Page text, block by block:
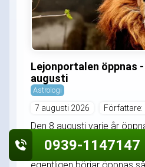
Lejonportalen öppnas
augusti
Astrologi
7 augusti 2026 Författare:
Den 8 augusti varje år
kallade Lejonportalen på
Lejonets egen stora dag,
egentligen börjar öppnas
0939-1147147